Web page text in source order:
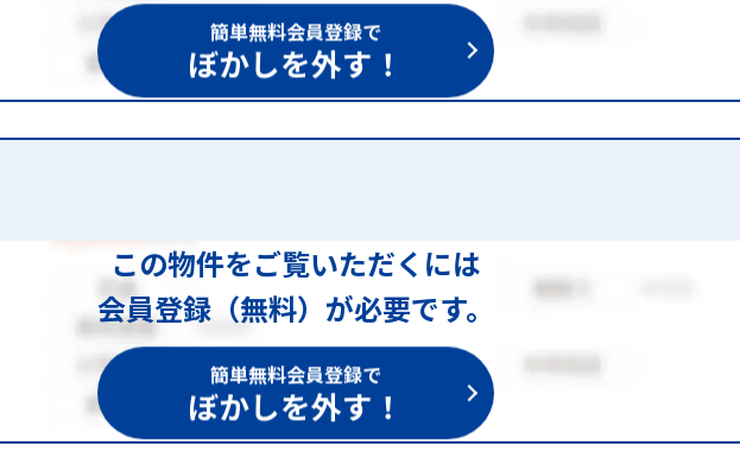
簡単無料会員登録で
ぼかしを外す！
この物件をご覧いただくには
会員登録（無料）が必要です。
簡単無料会員登録で
ぼかしを外す！